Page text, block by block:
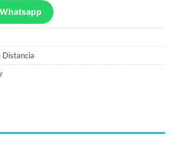
Distancia